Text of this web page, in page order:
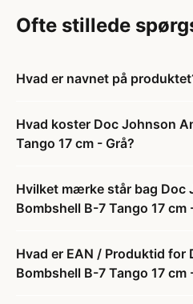
Ofte stillede
Hvad er navnet på
Hvad koster Doc Johnson
Tango 17 cm - Grå?
Hvilket mærke står bag Doc
Bombshell B-7 Tango 17 cm
Hvad er EAN / Produktid for
Bombshell B-7 Tango 17 cm